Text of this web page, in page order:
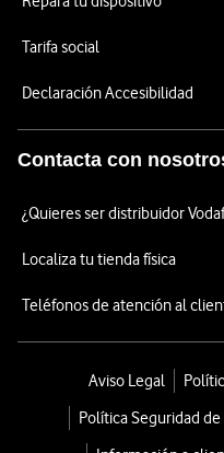
Tarifa social
Declaración Accesibilidad
Contacta con
¿Quieres ser distribuidor
Localiza tu tienda física
Teléfonos de atención al
Aviso Legal
Política Seguridad